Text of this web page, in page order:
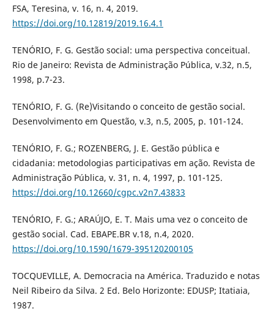
FSA, Teresina, v. 16, n. 4, 2019.
https://doi.org/10.12819/2019.16.4.1
TENÓRIO, F. G. Gestão social: uma perspectiva conceitual.
Rio de Janeiro: Revista de Administração Pública, v.32, n.5,
1998, p.7-23.
TENÓRIO, F. G. (Re)Visitando o conceito de gestão social.
Desenvolvimento em Questão, v.3, n.5, 2005, p. 101-124.
TENÓRIO, F. G.; ROZENBERG, J. E. Gestão pública e
cidadania: metodologias participativas em ação. Revista de
Administração Pública, v. 31, n. 4, 1997, p. 101-125.
https://doi.org/10.12660/cgpc.v2n7.43833
TENÓRIO, F. G.; ARAÚJO, E. T. Mais uma vez o conceito de
gestão social. Cad. EBAPE.BR v.18, n.4, 2020.
https://doi.org/10.1590/1679-395120200105
TOCQUEVILLE, A. Democracia na América. Traduzido e notas
Neil Ribeiro da Silva. 2 Ed. Belo Horizonte: EDUSP; Itatiaia,
1987.